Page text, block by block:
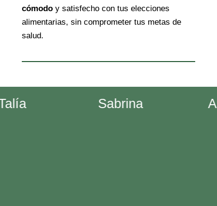
cómodo y satisfecho con tus elecciones
alimentarias, sin comprometer tus metas de
salud.
Sabrina